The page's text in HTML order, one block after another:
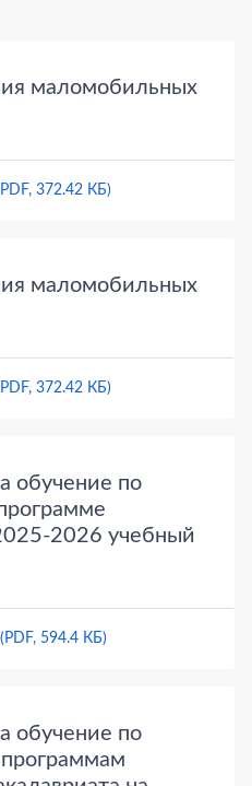
маломобильных
372.42 КБ)
маломобильных
372.42 КБ)
обучение по
2026 учебный
594.4 КБ)
обучение по